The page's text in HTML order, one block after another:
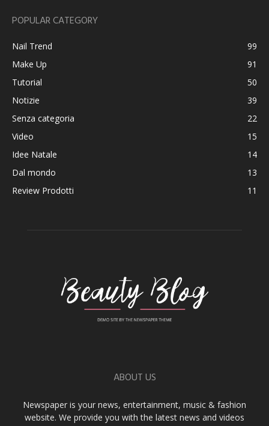
POPULAR CATEGORY
Nail Trend
99
Make Up
91
Tutorial
50
Notizie
39
Senza categoria
22
Video
15
Idee Natale
14
Dal mondo
13
Review Prodotti
11
ABOUT US
Newspaper is your news, entertainment, music & fashion
website. We provide you with the latest news and videos